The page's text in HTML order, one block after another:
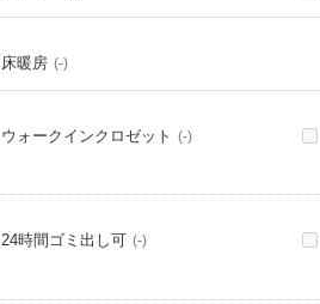
床暖房 (-)
ウォークインクロゼット (-)
24時間ゴミ出し可 (-)